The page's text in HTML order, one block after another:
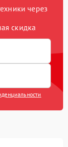
через
скидка